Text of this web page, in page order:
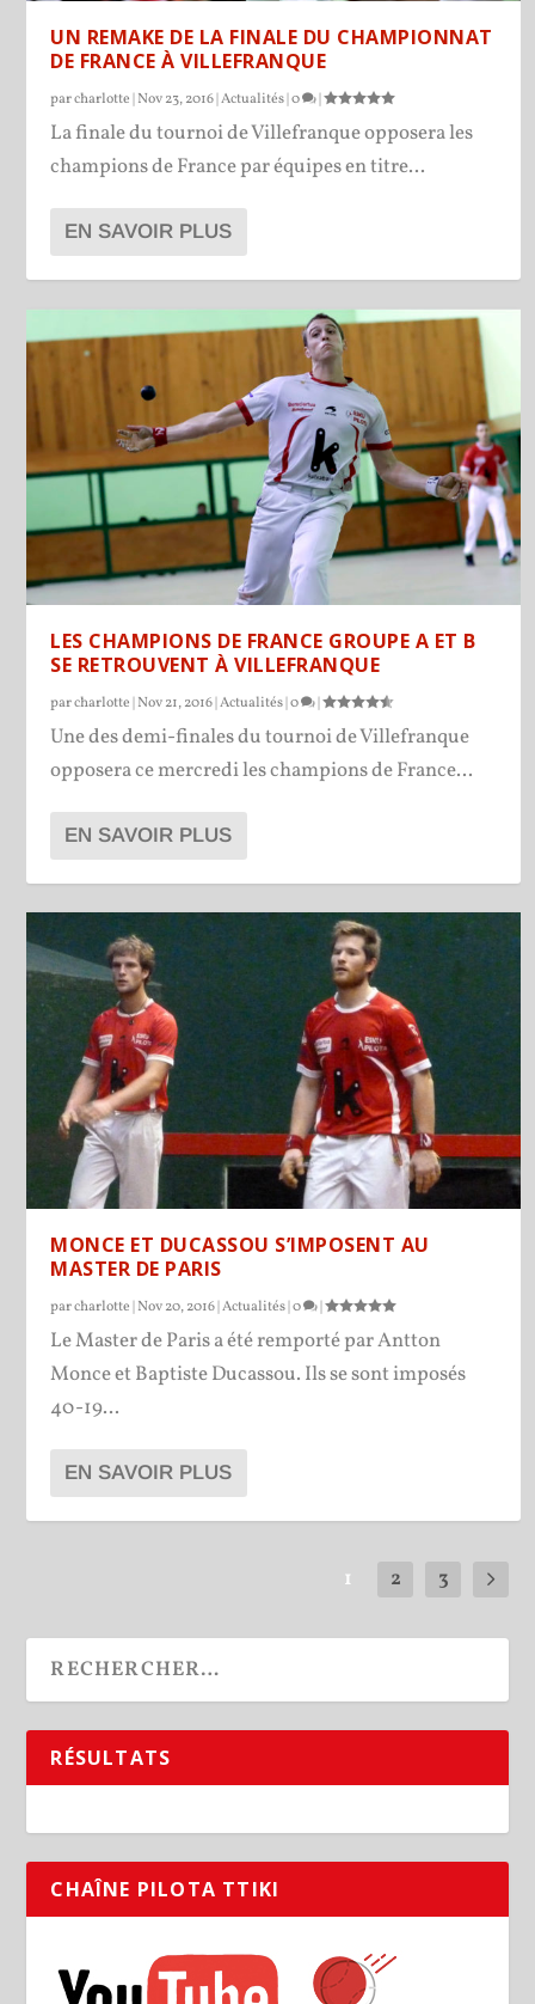
UN REMAKE DE LA FINALE DU CHAMPIONNAT
DE FRANCE À VILLEFRANQUE
parcharlotte Nov 23, 2016 |Actualités |0 |
La finale du tournoi de Villefranque opposera les
champions de France par équipes en titre...
EN SAVOIR PLUS
LES CHAMPIONS DE FRANCE GROUPE A ET B
SE RETROUVENT À VILLEFRANQUE
parcharlotte Nov 21, 2016 |Actualités |0 |
Une des demi-finales du tournoi de Villefranque
opposera ce mercredi les champions de France...
EN SAVOIR PLUS
MONCE ET DUCASSOU S’IMPOSENT AU
MASTER DE PARIS
parcharlotte Nov 20, 2016 |Actualités |0 |
Le Master de Paris a été remporté par Antton
Monce et Baptiste Ducassou. Ils se sont imposés
40-19...
EN SAVOIR PLUS
1 2 3
RÉSULTATS
CHAÎNE PILOTA TTIKI